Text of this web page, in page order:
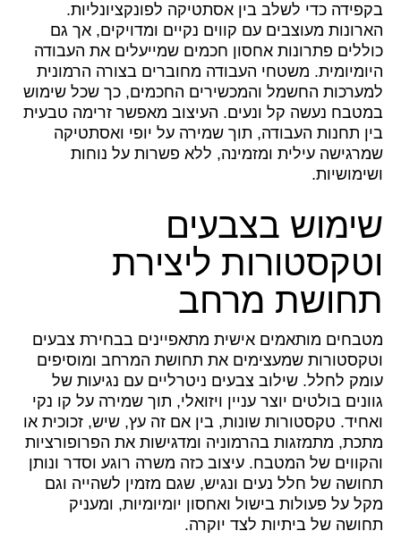
בקפידה כדי לשלב בין אסתטיקה לפונקציונליות.
הארונות מעוצבים עם קווים נקיים ומדויקים, אך גם
כוללים פתרונות אחסון חכמים שמייעלים את העבודה
היומיומית. משטחי העבודה מחוברים בצורה הרמונית
למערכות החשמל והמכשירים החכמים, כך שכל שימוש
במטבח נעשה קל ונעים. העיצוב מאפשר זרימה טבעית
בין תחנות העבודה, תוך שמירה על יופי ואסתטיקה
שמרגישה עילית ומזמינה, ללא פשרות על נוחות
ושימושיות.
שימוש בצבעים
וטקסטורות ליצירת
תחושת מרחב
מטבחים מותאמים אישית מתאפיינים בבחירת צבעים
וטקסטורות שמעצימים את תחושת המרחב ומוסיפים
עומק לחלל. שילוב צבעים ניטרליים עם נגיעות של
גוונים בולטים יוצר עניין ויזואלי, תוך שמירה על קו נקי
ואחיד. טקסטורות שונות, בין אם זה עץ, שיש, זכוכית או
מתכת, מתמזגות בהרמוניה ומדגישות את הפרופורציות
והקווים של המטבח. עיצוב כזה משרה רוגע וסדר ונותן
תחושה של חלל נעים ונגיש, שגם מזמין לשהייה וגם
מקל על פעולות בישול ואחסון יומיומיות, ומעניק
תחושה של ביתיות לצד יוקרה.